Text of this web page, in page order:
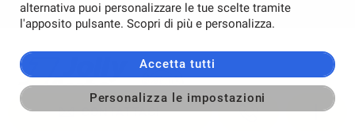
CONTATTACI
alternativa puoi personalizzare le tue scelte tramite
l'apposito pulsante. Scopri di più e personalizza.
Accetta tutti
Personalizza le impostazioni